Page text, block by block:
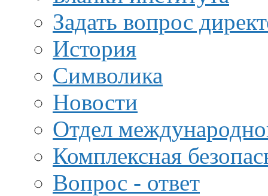
Задать вопрос
История
Символика
Новости
Отдел
Комплексная
Вопрос - ответ